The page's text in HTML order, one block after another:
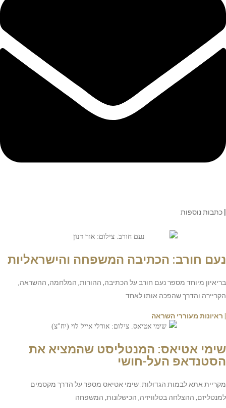
| כתבות נוספות
נעם חורב: הכתיבה המשפחה והישראליות
בריאיון מיוחד מספר נעם חורב על הכתיבה, ההורות, המלחמה, ההשראה,
הקריירה והדרך שהפכה אותו לאחד
| ראיונות מעוררי השראה
שימי אטיאס: המנטליסט שהמציא את
הסטנדאפ העל-חושי
מקריית אתא לבמות הגדולות: שימי אטיאס מספר על הדרך מקסמים
למנטליזם, ההצלחה בטלוויזיה, הכישלונות, המשפחה